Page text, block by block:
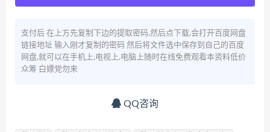
支付后 在上方先复制下边的提取密码,然后点下载,会打开百度网盘
链接地址 输入刚才复制的密码 然后将文件选中保存到自己的百度
网盘,就可以在手机上,电视上,电脑上随时在线免费观看本资料低价
众筹 白嫖党勿来
QQ咨询